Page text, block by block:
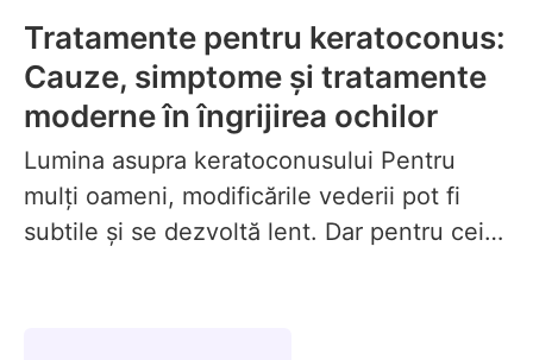
Tratamente pentru keratoconus:
Cauze, simptome și tratamente
moderne în îngrijirea ochilor
Lumina asupra keratoconusului Pentru
mulți oameni, modificările vederii pot fi
subtile și se dezvoltă lent. Dar pentru cei…